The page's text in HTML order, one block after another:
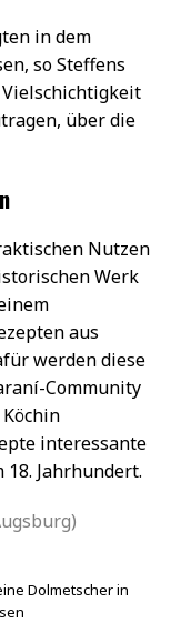
in dem
so Steffens
Vielschichtigkeit
über die
Nutzen
Werk
aus
werden diese
Community
interessante
Jahrhundert.
Dolmetscher in